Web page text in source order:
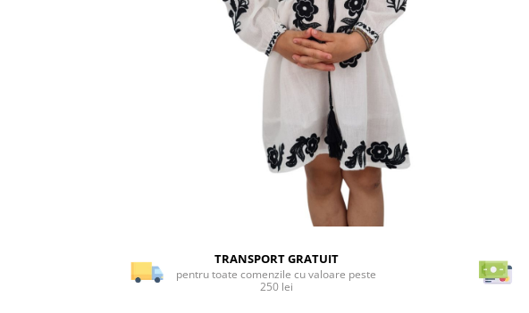
TRANSPORT GRATUIT
pentru toate comenzile cu valoare peste
250 lei